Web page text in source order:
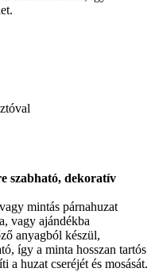
szabható, dekoratív
mintás párnahuzat
vagy ajándékba
anyagból készül,
így a minta hosszan tartós
a huzat cseréjét és mosását.